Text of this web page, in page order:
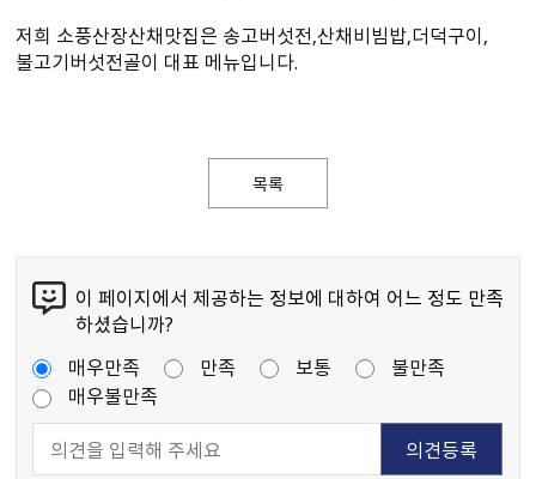
저희 소풍산장산채맛집은 송고버섯전,산채비빔밥,더덕구이,
불고기버섯전골이 대표 메뉴입니다.
목록
이 페이지에서 제공하는 정보에 대하여 어느 정도 만족
하셨습니까?
매우만족
만족 보통
불만족
매우불만족